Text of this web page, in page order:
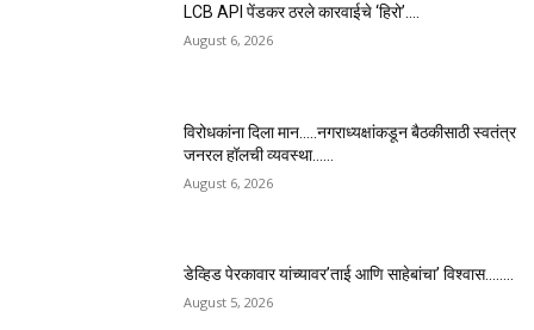
LCB API पेंडकर ठरले कारवाईचे ‘हिरो’….
August 6, 2026
विरोधकांना दिला मान…..नगराध्यक्षांकडून बैठकीसाठी स्वतंत्र
जनरल हॉलची व्यवस्था……
August 6, 2026
डेव्हिड पेरकावार यांच्यावर’ताई आणि साहेबांचा’ विश्वास……..
August 5, 2026